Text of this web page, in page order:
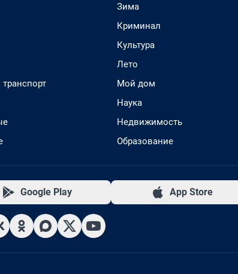
Зима
Криминал
Культура
Лето
Мой дом
Наука
Недвижимость
Образование
Google Play App Store